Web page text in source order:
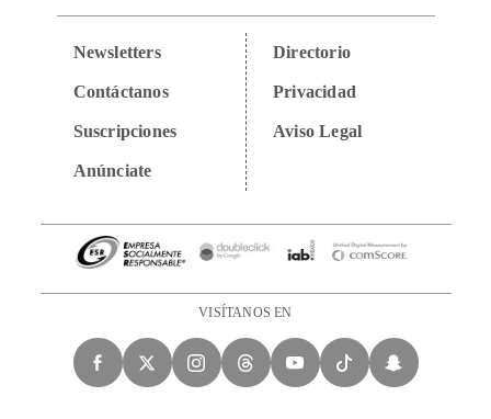
Newsletters
Contáctanos
Suscripciones
Anúnciate
Directorio
Privacidad
Aviso Legal
VISÍTANOS EN